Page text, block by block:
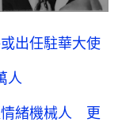
出任駐華大使
人
情緒機械人 更